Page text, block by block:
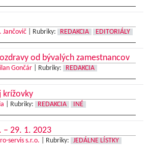
Jančovič Rubriky: REDAKCIA EDITORIÁLY
od bývalých zamestnancov
Gončár Rubriky: REDAKCIA
krížovky
Rubriky: REDAKCIA INÉ
– 29. 1. 2023
servis s.r.o. Rubriky: JEDÁLNE LÍSTKY